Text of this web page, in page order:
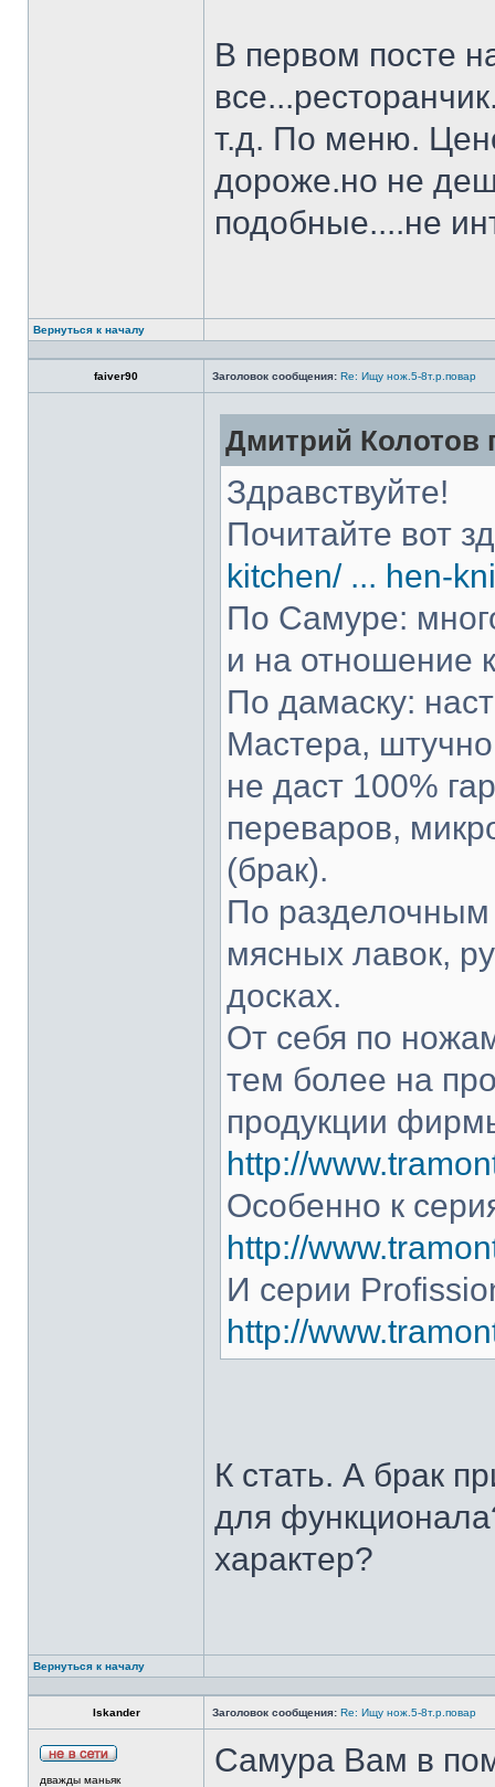
В первом посте
т.д. По меню.
дороже.но не
подобные....не
Вернуться к началу
faiver90 Заголовок сообщения: Re: Ищу нож.5-8т.р.повар
Дмитрий Колотов
Здравствуйте!
Почитайте вот
kitchen/ ... hen-
По Самуре:
и на отношение
По дамаску:
Мастера,
не даст 100%
переваров,
(брак).
По разделочным
мясных лавок,
досках.
От себя по
тем более на
продукции
http://
Особенно к
http://
И серии
http://
К стать. А брак
для
характер?
Вернуться к началу
Iskander Заголовок сообщения: Re: Ищу нож.5-8т.р.повар
дважды маньяк
Самура Вам в